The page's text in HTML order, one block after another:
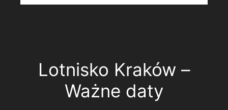
Lotnisko Kraków –
Ważne daty